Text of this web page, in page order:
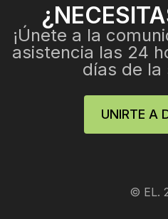
¡Únete a la
asistencia las 24
días de la
UNIRTE A
© EL.